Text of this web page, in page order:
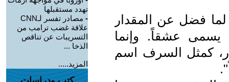
فضل عن المقدار
عشقاً. وإنما
كمثل السرف اسم
تهدد مستقبلها
-
مصادر تفسر لـCNN
علاقة غضب ترامب من
التسريبات عن تناقص
الذخا ...
المزيد.....